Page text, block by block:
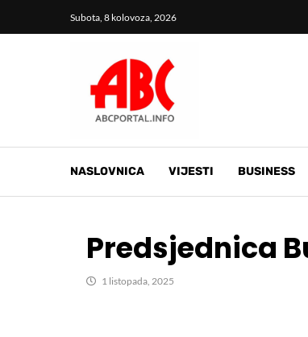
Subota, 8 kolovoza, 2026
NASLOVNICA VIJESTI BUSINESS
Predsjednica
1 listopada, 2025